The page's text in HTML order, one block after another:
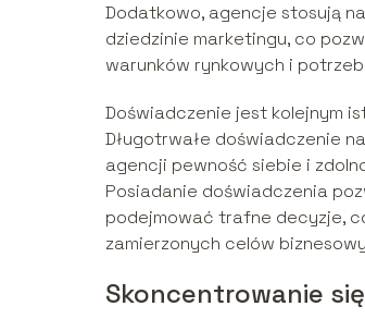
Dodatkowo, agencje stosują
dziedzinie marketingu, co
warunków rynkowych i
Doświadczenie jest kolejnym
Długotrwałe doświadczenie
agencji pewność siebie i
Posiadanie doświadczenia
podejmować trafne decyzje,
zamierzonych celów
Skoncentrowanie